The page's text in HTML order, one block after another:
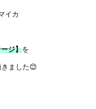
イカ
ジ】を
ました😊